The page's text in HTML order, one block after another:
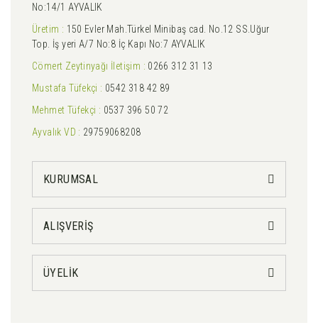
No:14/1 AYVALIK
Üretim : 150 Evler Mah.Türkel Minibaş cad. No.12 SS.Uğur
Top. İş yeri A/7 No:8 İç Kapı No:7 AYVALIK
Cömert Zeytinyağı İletişim : 0266 312 31 13
Mustafa Tüfekçi : 0542 318 42 89
Mehmet Tüfekçi : 0537 396 50 72
Ayvalık VD : 29759068208
KURUMSAL
ALIŞVERİŞ
ÜYELİK